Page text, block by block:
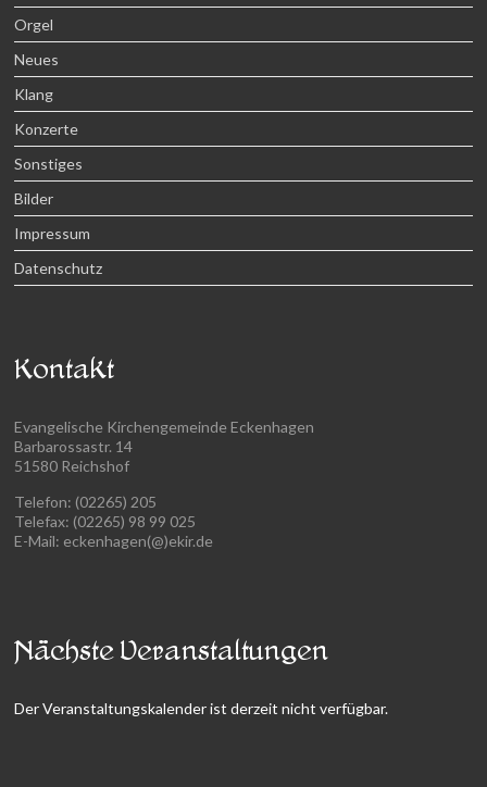
Orgel
Neues
Klang
Konzerte
Sonstiges
Bilder
Impressum
Datenschutz
Kontakt
Evangelische Kirchengemeinde Eckenhagen
Barbarossastr. 14
51580 Reichshof
Telefon: (02265) 205
Telefax: (02265) 98 99 025
E-Mail: eckenhagen(@)ekir.de
Nächste Veranstaltungen
Der Veranstaltungskalender ist derzeit nicht verfügbar.